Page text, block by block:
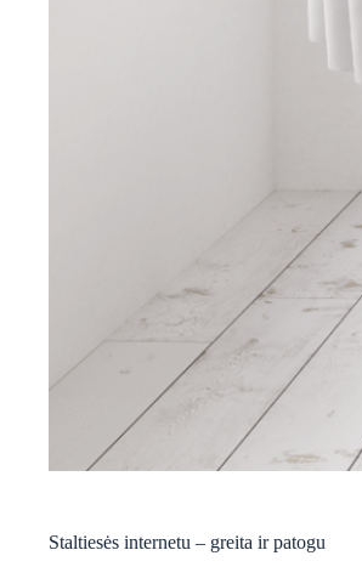
Staltiesės internetu – greita ir patogu